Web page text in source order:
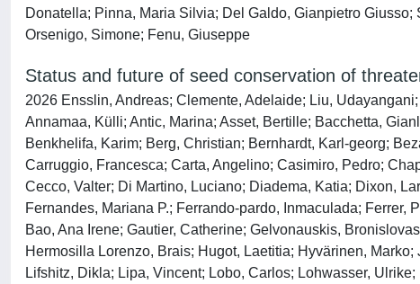
Donatella; Pinna, Maria Silvia; Del Galdo, Gianpietro
Orsenigo, Simone; Fenu, Giuseppe
Status and future of seed conservation of
2026 Ensslin, Andreas; Clemente, Adelaide; Liu,
Annamaa, Külli; Antic, Marina; Asset, Bertille; Bacchetta,
Benkhelifa, Karim; Berg, Christian; Bernhardt, Karl‐georg;
Carruggio, Francesca; Carta, Angelino; Casimiro, Pedro;
Cecco, Valter; Di Martino, Luciano; Diadema, Katia; Dixon,
Fernandes, Mariana P.; Ferrando‐pardo, Inmaculada; Ferrer,
Bao, Ana Irene; Gautier, Catherine; Gelvonauskis,
Hermosilla Lorenzo, Brais; Hugot, Laetitia; Hyvärinen,
Lifshitz, Dikla; Lipa, Vincent; Lobo, Carlos; Lohwasser,